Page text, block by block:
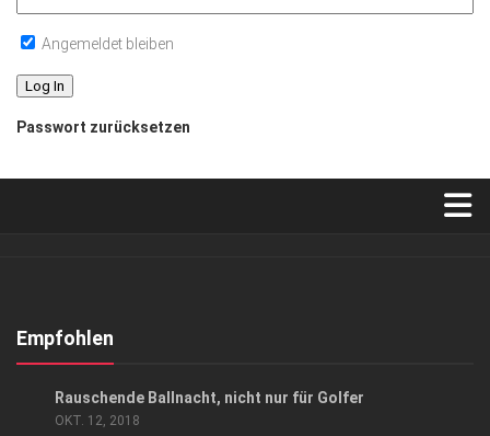
Angemeldet bleiben
Passwort zurücksetzen
Kontakt, Impressum
Empfohlen
Rauschende Ballnacht, nicht nur für Golfer
OKT. 12, 2018